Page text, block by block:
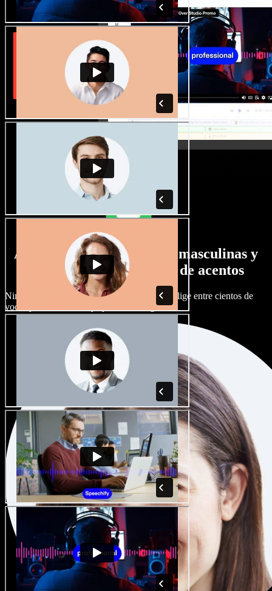
Amplia selección de voces masculinas y
femeninas con todo tipo de acentos
Ningún proyecto tiene por qué sonar igual. Elige entre cientos de
voces y acentos de IA y ajústalos a tu gusto.